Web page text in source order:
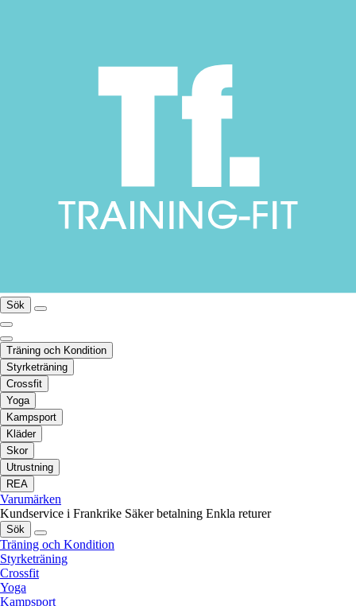
Sök
Träning och Kondition
Styrketräning
Crossfit
Yoga
Kampsport
Kläder
Skor
Utrustning
REA
Varumärken
Kundservice i Frankrike Säker betalning Enkla returer
Sök
Träning och Kondition
Styrketräning
Crossfit
Yoga
Kampsport